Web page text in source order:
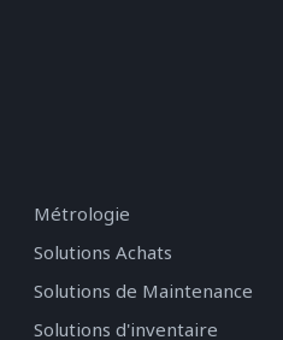
Métrologie
Solutions Achats
Solutions de Maintenance
Solutions d'inventaire